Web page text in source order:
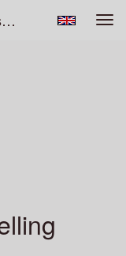
Lilian Wessels - Voorjaarstentoonstelling